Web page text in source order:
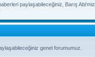
paylaşabileceğiniz, Barış
genel forumumuz.